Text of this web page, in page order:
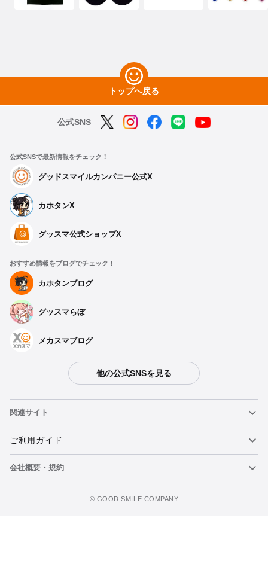
ぬいぐるみ アイ ティザー衣装
予約期間：2024年07月08日~2024年09月18日まで
予約期間：2024年07月08日~2024年09月18日まで
2025年02月発売・お1人様3点まで
2025年02月発売・お1人様3点まで
トップへ戻る
公式SNS
公式SNSで最新情報をチェック！
グッドスマイルカンパニー公式X
カホタンX
グッスマ公式ショップX
おすすめ情報をブログでチェック！
カホタンブログ
グッスマらぼ
メカスマブログ
他の公式SNSを見る
関連サイト
ねんどろいど
ねんどろいどフェイスメーカー
ご利用ガイド
重要なお知らせ
会社概要・規約
©️ GOOD SMILE COMPANY